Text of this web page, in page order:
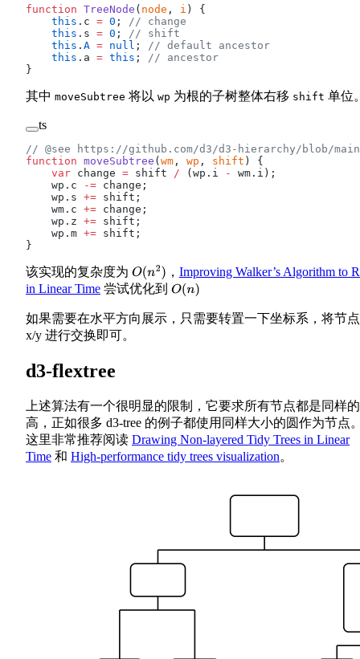
function TreeNode ( node , i ) {
    this
.c = 0 ; // change
    this
.s = 0 ; // shift
    this
. A = null ; // default ancestor
    this
.a = this ; // ancestor
}
其中 moveSubtree 将以 wp 为根的子树整体右移 shift 单位
ts
// @see https://github.com/d3/d3-hierarchy/blob/
function moveSubtree ( wm , wp , shift ) {
    var
change = shift / (wp.i -
wm.i);
    wp.c
-= change;
    wp.s
+= shift;
    wm.c
+= change;
    wp.z
+= shift;
    wp.m
+= shift;
}
该实现的复杂度为 O(n2) ， Improving Walker’s Algorithm to
in Linear Time 尝试优化到 O(n)
如果需要在水平方向展示，只需要转置一下坐标系，将节
x/y 进行交换即可。
d3-flextree
上述算法有一个很明显的限制，它要求所有节点都是同样
高，正如很多 d3-tree 的例子都使用同样大小的圆作为节点
这里非常推荐阅读 Drawing Non-layered Tidy Trees in Linear
Time 和 High-performance tidy trees visualization。